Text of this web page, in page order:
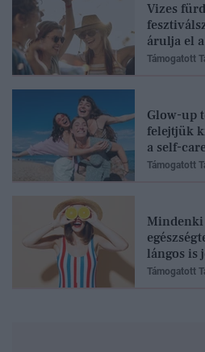
Vizes
árulja el
Támogatott
Glow-up
felejtjük
a self-
Támogatott
lángos is
Támogatott